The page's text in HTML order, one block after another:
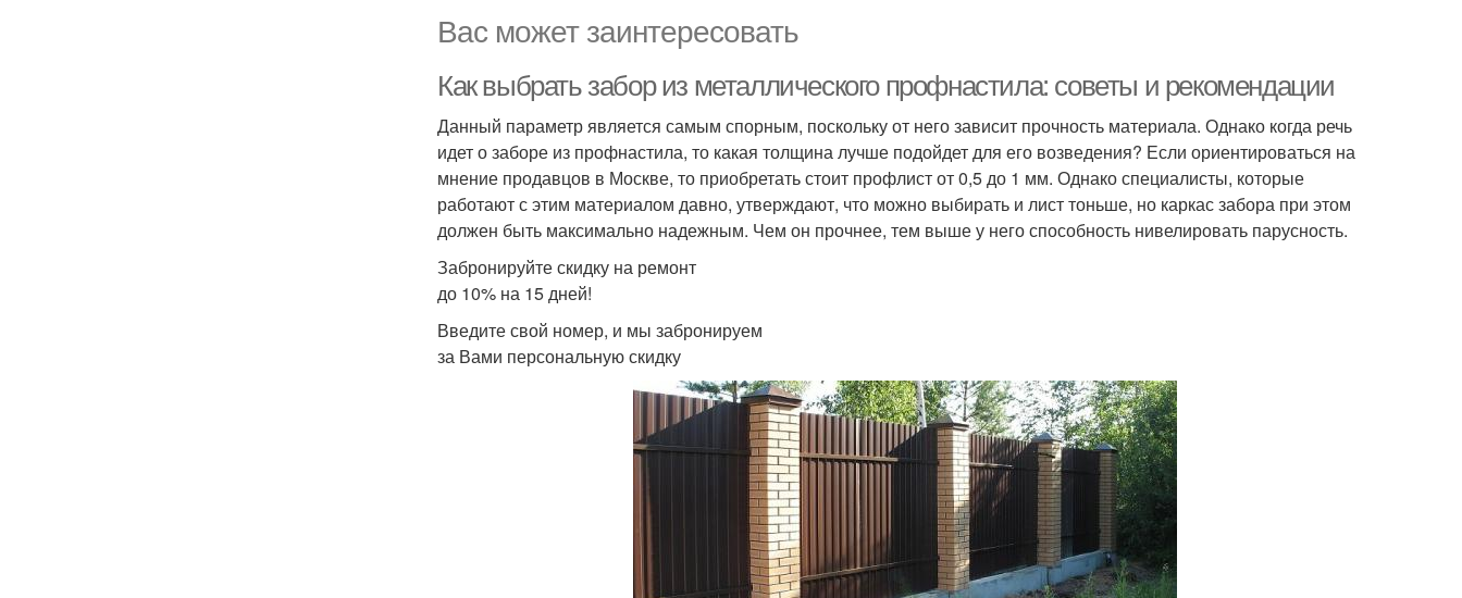
Вас может заинтересовать
Как выбрать забор из металлического профнастила: советы и рекомендации
Данный параметр является самым спорным, поскольку от него зависит прочность материала. Однако когда речь
идет о заборе из профнастила, то какая толщина лучше подойдет для его возведения? Если ориентироваться на
мнение продавцов в Москве, то приобретать стоит профлист от 0,5 до 1 мм. Однако специалисты, которые
работают с этим материалом давно, утверждают, что можно выбирать и лист тоньше, но каркас забора при этом
должен быть максимально надежным. Чем он прочнее, тем выше у него способность нивелировать парусность.
Забронируйте скидку на ремонт
до 10% на 15 дней!
Введите свой номер, и мы забронируем
за Вами персональную скидку